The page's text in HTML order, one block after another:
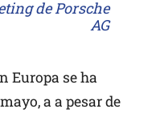
de Porsche
AG
Europa se ha
a a pesar de